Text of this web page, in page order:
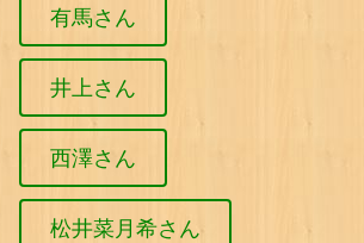
有馬さん
井上さん
西澤さん
松井菜月希さん